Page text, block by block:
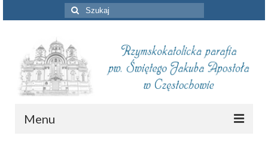
Szuklaj
w:
Menu